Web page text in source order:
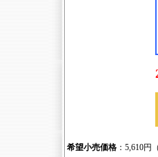
希望小売価格 ：5,610円